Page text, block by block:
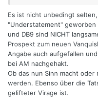
Es ist nicht unbedingt
"Understatement" geworben
und DB9 sind NICHT
Prospekt zum neuen
Angabe auch aufgefallen
bei AM nachgehakt.
Ob das nun Sinn macht
werden. Ebenso über die
gelifteter Virage ist.